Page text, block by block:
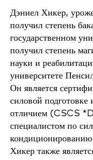
Дэниел Хикер,
получил степень
государственном
получил степень
науки и
университете
Он является
силовой
отличием (CSCS
специалистом по
Хикер также